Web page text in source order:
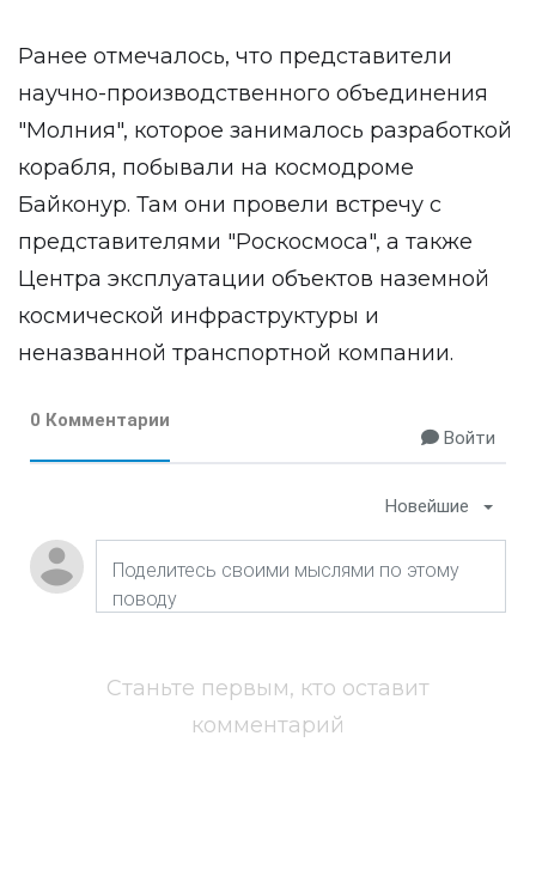
Ранее отмечалось, что представители
научно-производственного объединения
"Молния", которое занималось разработкой
корабля, побывали на космодроме
Байконур. Там они провели встречу с
представителями "Роскосмоса", а также
Центра эксплуатации объектов наземной
космической инфраструктуры и
неназванной транспортной компании.
0 Комментарии
Войти
Новейшие
Станьте первым, кто оставит
комментарий